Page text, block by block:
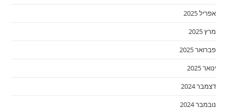
אפריל 2025
מרץ 2025
פברואר 2025
ינואר 2025
דצמבר 2024
נובמבר 2024